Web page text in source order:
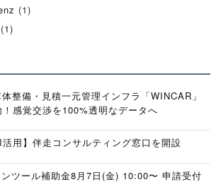
(1)
(1)
体整備・見積一元管理インフラ「WINCAR」
感覚交渉を100%透明なデータへ
活用】伴走コンサルティング窓口を開設
ツール補助金8月7日(金) 10:00〜 申請受付